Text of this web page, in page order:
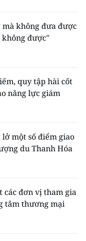
không đưa được
không được"
quy tập hài cốt
năng lực giám
một số điểm giao
du Thanh Hóa
các đơn vị tham gia
tâm thương mại